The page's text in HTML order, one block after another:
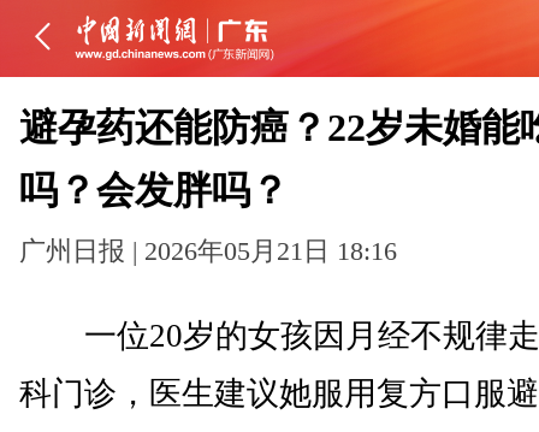
避孕药还能防癌？22岁未婚能
吗？会发胖吗？
广州日报 | 2026年05月21日 18:16
一位20岁的女孩因月经不规律
科门诊，医生建议她服用复方口服